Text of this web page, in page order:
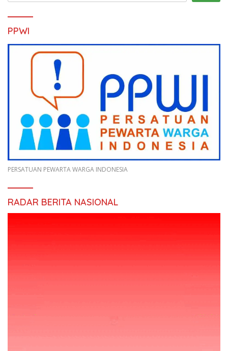
PPWI
PERSATUAN PEWARTA WARGA INDONESIA
RADAR BERITA NASIONAL